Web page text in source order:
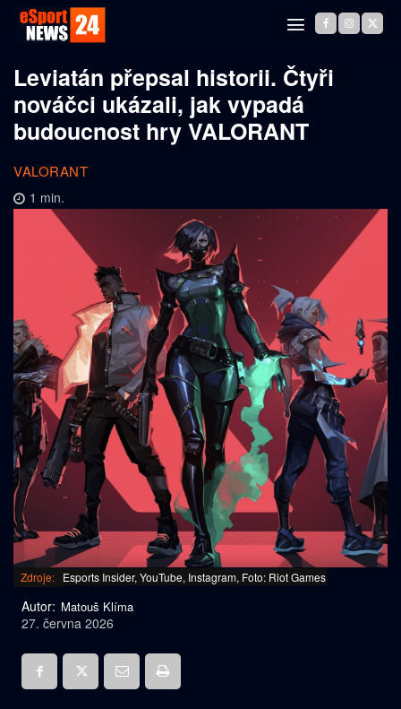
Leviatán přepsal historii. Čtyři
nováčci ukázali, jak vypadá
budoucnost hry VALORANT
VALORANT
1 min.
Zdroje: Esports Insider, YouTube, Instagram, Foto: Riot Games
Autor: Matouš Klíma
27. června 2026